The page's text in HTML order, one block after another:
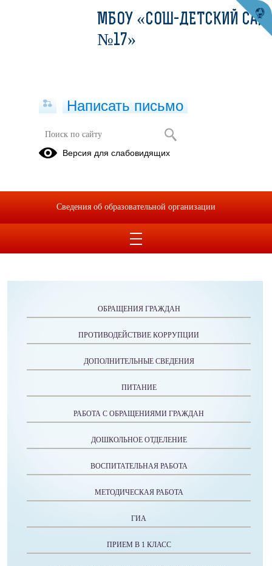
Формы документов, связанных с
противодействием коррупции, для
ОБРАЩЕНИЯ ГРАЖДАН
ПРОТИВОДЕЙСТВИЕ КОРРУПЦИИ
ДОПОЛНИТЕЛЬНЫЕ СВЕДЕНИЯ
ПИТАНИЕ
РАБОТА С ОБРАЩЕНИЯМИ ГРАЖДАН
ДОШКОЛЬНОЕ ОТДЕЛЕНИЕ
ВОСПИТАТЕЛЬНАЯ РАБОТА
МЕТОДИЧЕСКАЯ РАБОТА
ГИА
ПРИЕМ В 1 КЛАСС
МБОУ «СОШ-ДЕТСКИЙ САД
№17»
Написать письмо
Версия для слабовидящих
Сведения об образовательной организации